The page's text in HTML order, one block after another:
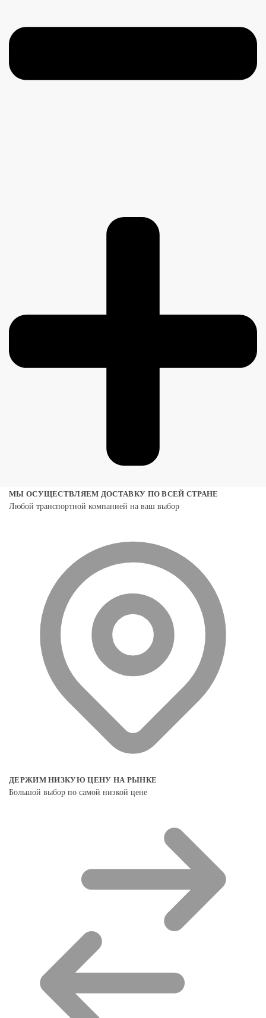
МЫ ОСУЩЕСТВЛЯЕМ ДОСТАВКУ ПО ВСЕЙ СТРАНЕ
Любой транспортной компанией на ваш выбор
ДЕРЖИМ НИЗКУЮ ЦЕНУ НА РЫНКЕ
Большой выбор по самой низкой цене